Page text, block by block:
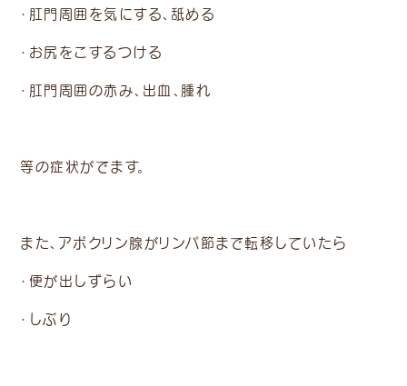
・肛門周囲を気にする、舐める
・お尻をこするつける
・肛門周囲の赤み、出血、腫れ
等の症状がでます。
また、アポクリン腺がリンパ節まで転移していたら
・便が出しずらい
・しぶり